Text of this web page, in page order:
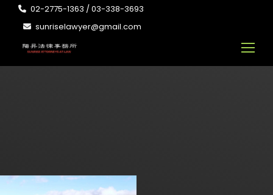
02-2775-1363 / 03-338-3693
sunriselawyer@gmail.com